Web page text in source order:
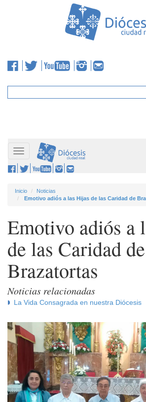
Toggle
navigation
Inicio
Noticias
Emotivo adiós a las Hijas de las Caridad de
Emotivo adiós a
de las Caridad de
Brazatortas
Noticias relacionadas
La Vida Consagrada en nuestra Diócesis